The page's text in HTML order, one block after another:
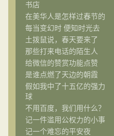
书店
在美华人是怎样过春节的
每当变幻时 便知时光去
土拨鼠说，春天要来了
那些打来电话的陌生人
给微信的赞赏功能点赞
是谁点燃了天边的朝霞
假如我中了十五亿的强力
球
不用百度，我们用什么？
记一件滥用公权力的小事
记一个难忘的平安夜